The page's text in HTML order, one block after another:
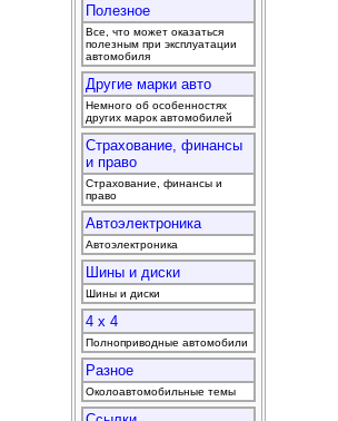
Полезное
Все, что может оказаться
полезным при эксплуатации
автомобиля
Другие марки авто
Немного об особенностях
других марок автомобилей
Страхование, финансы
и право
Страхование, финансы и
право
Автоэлектроника
Автоэлектроника
Шины и диски
Шины и диски
4 x 4
Полноприводные автомобили
Разное
Околоавтомобильные темы